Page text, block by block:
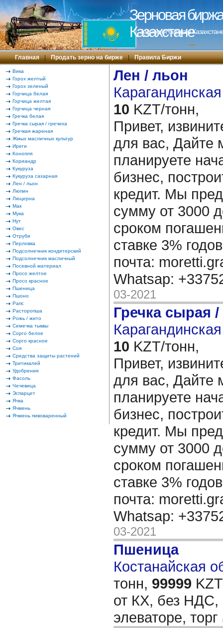
Зерновая
Казахстане
Зерновая биржа в
---
Главная | Продать зерно на бирже | Правила Биржи
Вика
Горох желтый
Горох зеленый
Горчица белая
Горчица желтая
Горчица черная
Гречка белая
Гречка сырая / гречиха
Гречкая жареная
Жмых масличных культур
Иреги
Конопля
Кориандр
Кукуруза
Кукуруза сахарная
Лен / льон
Люпин
Люцерна
Мак
Мука
Нут
Овес
Отруби
Перловка
Подсолнечник кондитерский
Подсолнечник масличный
Посевной материал
Просо желтое
Просо красное
Пшеница
Пшоно
Рапс
Расторопша
Рожь / жито
Семечка тыквы
Сорго белое
Сорго красное
Соя
Средства защиты растений
Тритикалей
Удобрения
Фасоль
Чечевица
Эспарцет
Ячка
Ячмень
Ячмень пивоваренный
Лен / льон
10 KZT/тонн,
Привет,
для вас, Дайте
планируете
бизнес,
кредит. Мы
сумму от 3000
сроком
ставке 3%
почта:
Whatsap:
03-2021
Гречка сырая /
10 KZT/тонн,
Привет,
для вас, Дайте
планируете
бизнес,
кредит. Мы
сумму от 3000
сроком
ставке 3%
почта:
Whatsap:
03-2021
Пшеница
Костанайская
тонн, 99999
от КХ, без НДС,
элеваторе, торг